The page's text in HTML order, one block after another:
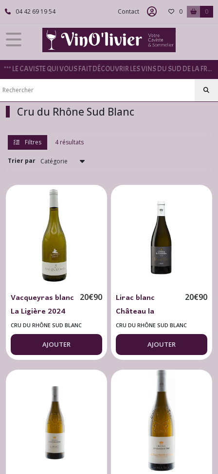
04 42 69 19 54 Contact 0 0
*** LE CAVISTE QUI VOUS FAIT DÉCOUVRIR LES VINS DU SUD DE LA FRANCE ***
Cru du Rhône Sud Blanc
Filtres 4 résultats
Trier par
Vacqueyras blanc
La Ligière 2024
Chemin Blanc 75
cl. Bio
20€90
CRU DU RHÔNE SUD BLANC
AJOUTER
Lirac blanc
Château la
Génestière 2023
Terre de Soie 75
cl.
20€90
CRU DU RHÔNE SUD BLANC
AJOUTER
Fermer
FILTRES
Tous
les
produits
Rhône
(12)
Rhône
(13)
Rhône
Nord
Rouge
Cru